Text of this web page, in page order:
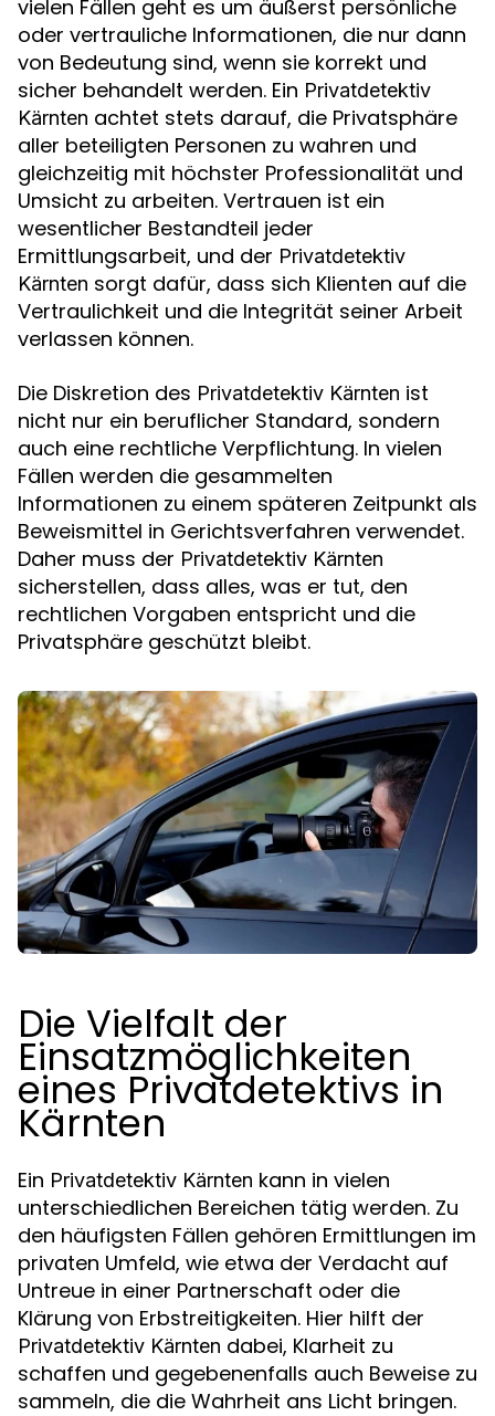
vielen Fällen geht es um äußerst persönliche
oder vertrauliche Informationen, die nur dann
von Bedeutung sind, wenn sie korrekt und
sicher behandelt werden. Ein Privatdetektiv
Kärnten achtet stets darauf, die Privatsphäre
aller beteiligten Personen zu wahren und
gleichzeitig mit höchster Professionalität und
Umsicht zu arbeiten. Vertrauen ist ein
wesentlicher Bestandteil jeder
Ermittlungsarbeit, und der Privatdetektiv
Kärnten sorgt dafür, dass sich Klienten auf die
Vertraulichkeit und die Integrität seiner Arbeit
verlassen können.
Die Diskretion des Privatdetektiv Kärnten ist
nicht nur ein beruflicher Standard, sondern
auch eine rechtliche Verpflichtung. In vielen
Fällen werden die gesammelten
Informationen zu einem späteren Zeitpunkt als
Beweismittel in Gerichtsverfahren verwendet.
Daher muss der Privatdetektiv Kärnten
sicherstellen, dass alles, was er tut, den
rechtlichen Vorgaben entspricht und die
Privatsphäre geschützt bleibt.
Die Vielfalt der
Einsatzmöglichkeiten
eines Privatdetektivs in
Kärnten
Ein Privatdetektiv Kärnten kann in vielen
unterschiedlichen Bereichen tätig werden. Zu
den häufigsten Fällen gehören Ermittlungen im
privaten Umfeld, wie etwa der Verdacht auf
Untreue in einer Partnerschaft oder die
Klärung von Erbstreitigkeiten. Hier hilft der
Privatdetektiv Kärnten dabei, Klarheit zu
schaffen und gegebenenfalls auch Beweise zu
sammeln, die die Wahrheit ans Licht bringen.